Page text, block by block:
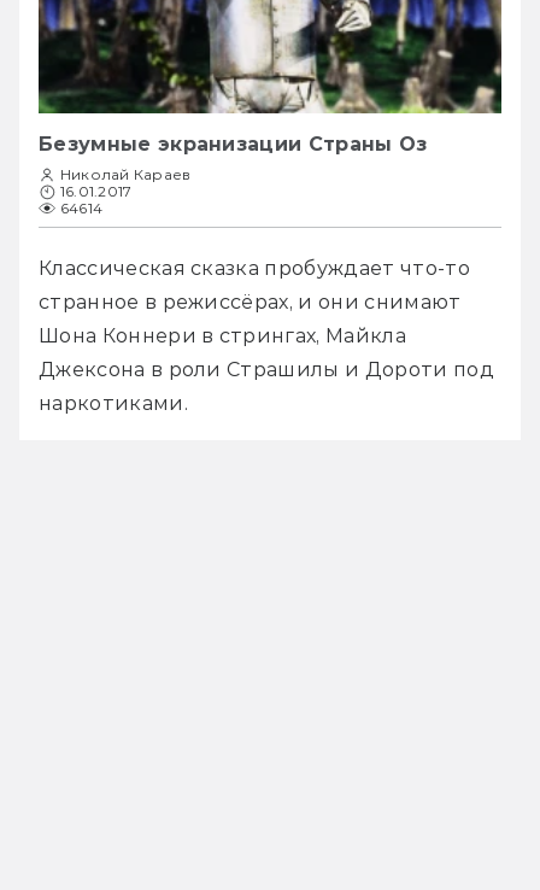
Безумные экранизации Страны Оз
Николай Караев
16.01.2017
64614
Классическая сказка пробуждает что-то
странное в режиссёрах, и они снимают
Шона Коннери в стрингах, Майкла
Джексона в роли Страшилы и Дороти под
наркотиками.